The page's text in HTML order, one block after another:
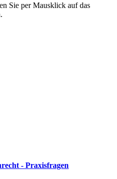
Sie per Mausklick auf das
- Praxisfragen